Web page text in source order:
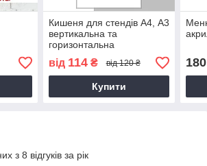
Кишеня для стендів А4, А3
вертикальна та
горизонтальна
від 114₴ від 120 ₴
Купити
180
з 8 відгуків за рік